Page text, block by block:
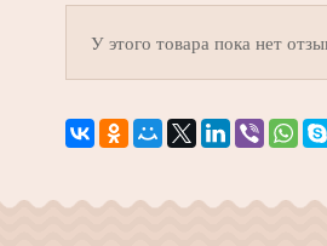
У этого товара пока нет